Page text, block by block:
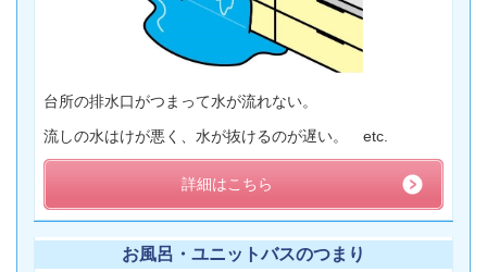
台所の排水口がつまって水が流れない。
流しの水はけが悪く、水が抜けるのが遅い。 etc.
詳細はこちら
お風呂・ユニットバスのつまり